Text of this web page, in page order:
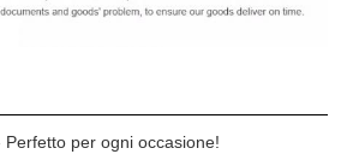
per ogni occasione!